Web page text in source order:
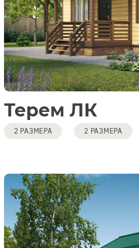
Терем ЛК
2 РАЗМЕРА 2 РАЗМЕРА